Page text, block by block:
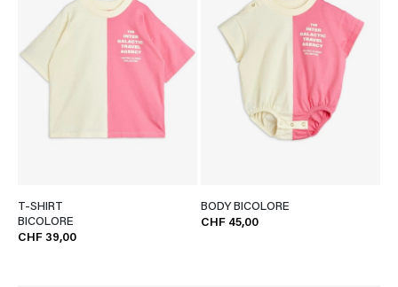
T-SHIRT
BICOLORE
CHF 39,00
BODY BICOLORE
CHF 45,00